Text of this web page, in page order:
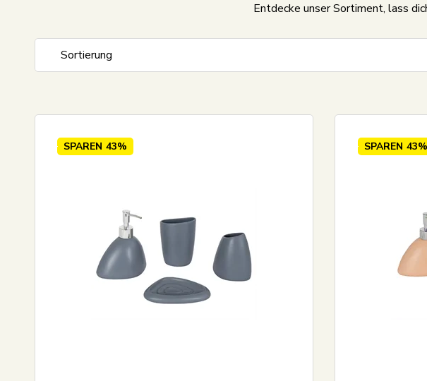
Entdecke unser Sortiment, lass
Sortierung
Neueste
SPAREN 43% SPAREN 43%